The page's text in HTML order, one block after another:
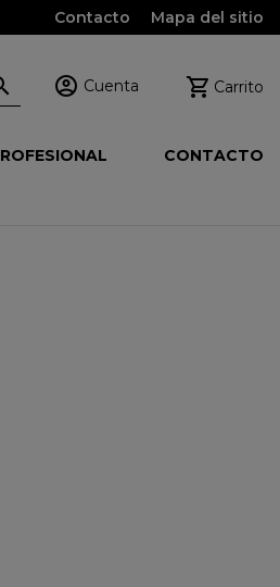
Contacto Mapa del sitio
 Cuenta  Carrito
CONTACTO